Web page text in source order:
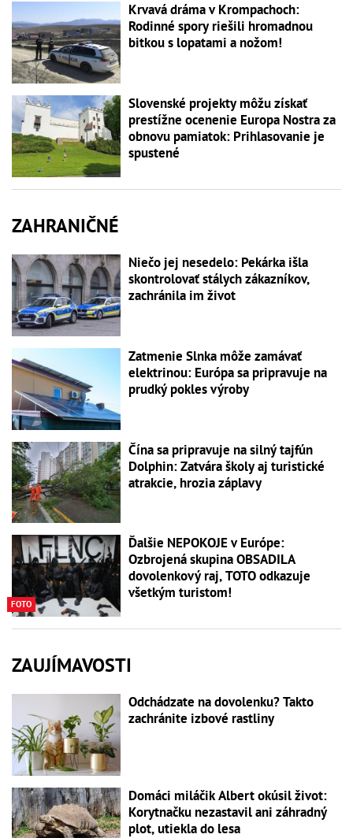
Krvavá dráma v Krompachoch:
Rodinné spory riešili hromadnou
bitkou s lopatami a nožom!
Slovenské projekty môžu získať
prestížne ocenenie Europa Nostra za
obnovu pamiatok: Prihlasovanie je
spustené
ZAHRANIČNÉ
Niečo jej nesedelo: Pekárka išla
skontrolovať stálych zákazníkov,
zachránila im život
Zatmenie Slnka môže zamávať
elektrinou: Európa sa pripravuje na
prudký pokles výroby
Čína sa pripravuje na silný tajfún
Dolphin: Zatvára školy aj turistické
atrakcie, hrozia záplavy
FOTO
Ďalšie NEPOKOJE v Európe:
Ozbrojená skupina OBSADILA
dovolenkový raj, TOTO odkazuje
všetkým turistom!
ZAUJÍMAVOSTI
Odchádzate na dovolenku? Takto
zachránite izbové rastliny
Domáci miláčik Albert okúsil život:
Korytnačku nezastavil ani záhradný
plot, utiekla do lesa